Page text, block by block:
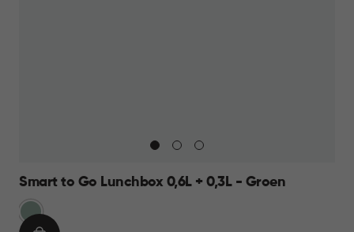
Smart to Go Lunchbox 0,6L + 0,3L - Groen
Groen